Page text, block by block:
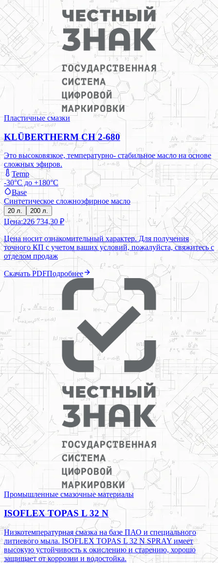
Пластичные смазки
KLÜBERTHERM CH 2-680
Это высоковязкое, температурно- стабильное масло на основе
сложных эфиров.
Temp
-30°C до +180°C
Base
Синтетическое сложноэфирное масло
20 л. 200 л.
Цена:226 734,30 ₽
Цена носит ознакомительный характер. Для получения
точного КП с учетом ваших условий, пожалуйста, свяжитесь с
отделом продаж
Скачать PDFПодробнее
Промышленные смазочные материалы
ISOFLEX TOPAS L 32 N
Низкотемпературная смазка на базе ПАО и специального
литиевого мыла. ISOFLEX TOPAS L 32 N SPRAY имеет
высокую устойчивость к окислению и старению, хорошо
защищает от коррозии и водостойка.